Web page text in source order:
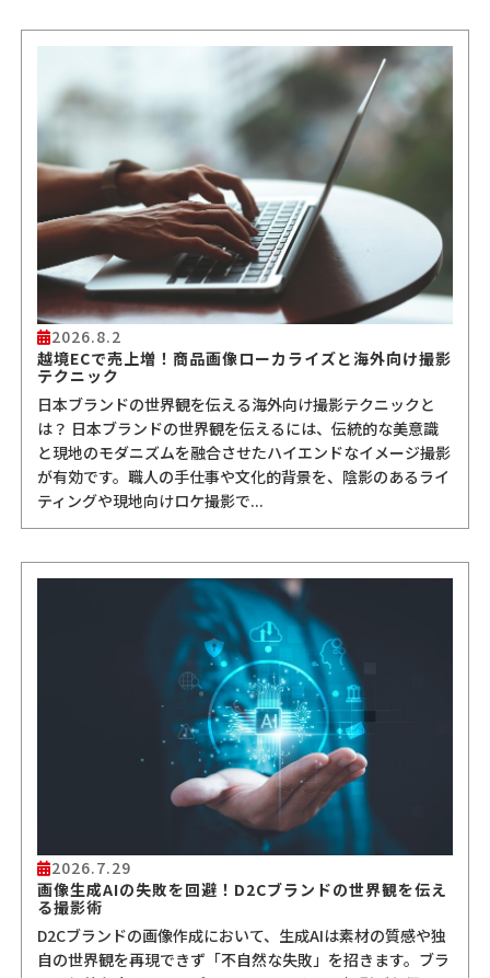
2026.8.2
越境ECで売上増！商品画像ローカライズと海外向け撮影
テクニック
日本ブランドの世界観を伝える海外向け撮影テクニックと
は？ 日本ブランドの世界観を伝えるには、伝統的な美意識
と現地のモダニズムを融合させたハイエンドなイメージ撮影
が有効です。職人の手仕事や文化的背景を、陰影のあるライ
ティングや現地向けロケ撮影で...
2026.7.29
画像生成AIの失敗を回避！D2Cブランドの世界観を伝え
る撮影術
D2Cブランドの画像作成において、生成AIは素材の質感や独
自の世界観を再現できず「不自然な失敗」を招きます。ブラ